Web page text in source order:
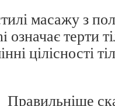
масажу з
означає терти
цілісності
Правильніше